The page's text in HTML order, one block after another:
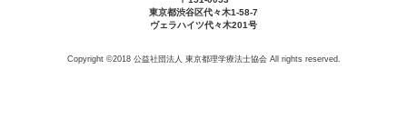
東京都渋谷区代々木1-58-7
ヴェラハイツ代々木201号
Copyright ©2018 公益社団法人 東京都理学療法士協会 All rights reserved.